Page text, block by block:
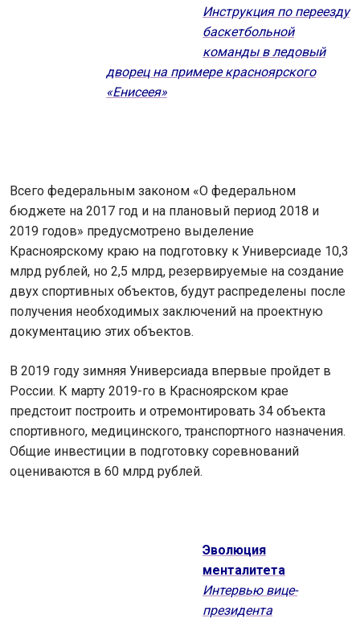
Инструкция по переезду
баскетбольной
команды в ледовый
дворец на примере красноярского
«Енисеея»
Всего федеральным законом «О федеральном
бюджете на 2017 год и на плановый период 2018 и
2019 годов» предусмотрено выделение
Красноярскому краю на подготовку к Универсиаде 10,3
млрд рублей, но 2,5 млрд, резервируемые на создание
двух спортивных объектов, будут распределены после
получения необходимых заключений на проектную
документацию этих объектов.
В 2019 году зимняя Универсиада впервые пройдет в
России. К марту 2019-го в Красноярском крае
предстоит построить и отремонтировать 34 объекта
спортивного, медицинского, транспортного назначения.
Общие инвестиции в подготовку соревнований
оцениваются в 60 млрд рублей.
Эволюция
менталитета
Интервью вице-
президента